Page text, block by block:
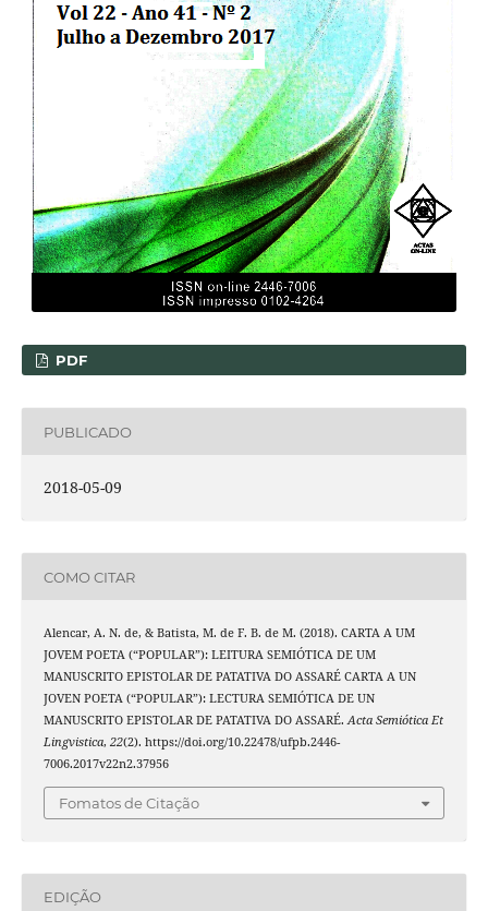
PDF
PUBLICADO
2018-05-09
COMO CITAR
Alencar, A. N. de, & Batista, M. de F. B. de M. (2018). CARTA A UM
JOVEM POETA (“POPULAR”): LEITURA SEMIÓTICA DE UM
MANUSCRITO EPISTOLAR DE PATATIVA DO ASSARÉ CARTA A UN
JOVEN POETA (“POPULAR”): LECTURA SEMIÓTICA DE UN
MANUSCRITO EPISTOLAR DE PATATIVA DO ASSARÉ.Acta Semiótica Et
Lingvistica, 22(2). https://doi.org/10.22478/ufpb.2446-
7006.2017v22n2.37956
Fomatos de Citação
EDIÇÃO